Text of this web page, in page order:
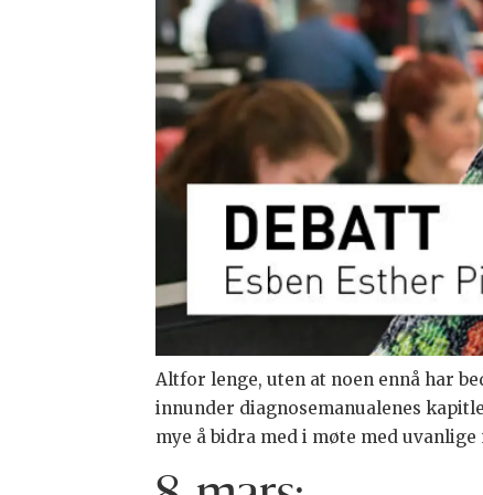
Altfor lenge, uten at noen ennå har
innunder diagnosemanualenes
mye å bidra med i møte med uvanlige